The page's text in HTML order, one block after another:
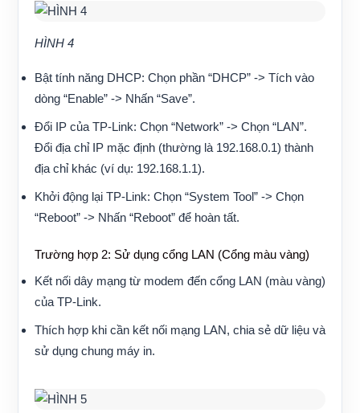
HÌNH 4
Bật tính năng DHCP: Chọn phần “DHCP” -> Tích vào
dòng “Enable” -> Nhấn “Save”.
Đổi IP của TP-Link: Chọn “Network” -> Chọn “LAN”.
Đổi địa chỉ IP mặc định (thường là 192.168.0.1) thành
địa chỉ khác (ví dụ: 192.168.1.1).
Khởi động lại TP-Link: Chọn “System Tool” -> Chọn
“Reboot” -> Nhấn “Reboot” để hoàn tất.
Trường hợp 2: Sử dụng cổng LAN (Cổng màu vàng)
Kết nối dây mạng từ modem đến cổng LAN (màu vàng)
của TP-Link.
Thích hợp khi cần kết nối mạng LAN, chia sẻ dữ liệu và
sử dụng chung máy in.